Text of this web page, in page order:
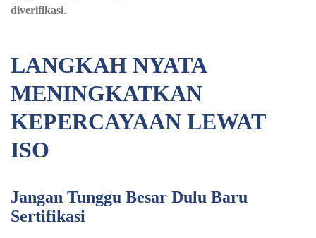
diverifikasi.
LANGKAH NYATA
MENINGKATKAN
KEPERCAYAAN LEWAT
ISO
Jangan Tunggu Besar Dulu Baru
Sertifikasi